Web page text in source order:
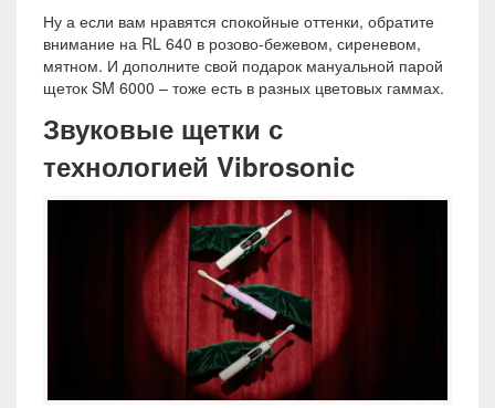
Ну а если вам нравятся спокойные оттенки, обратите
внимание на RL 640 в розово-бежевом, сиреневом,
мятном. И дополните свой подарок мануальной парой
щеток SM 6000 – тоже есть в разных цветовых гаммах.
Звуковые щетки с
технологией Vibrosonic